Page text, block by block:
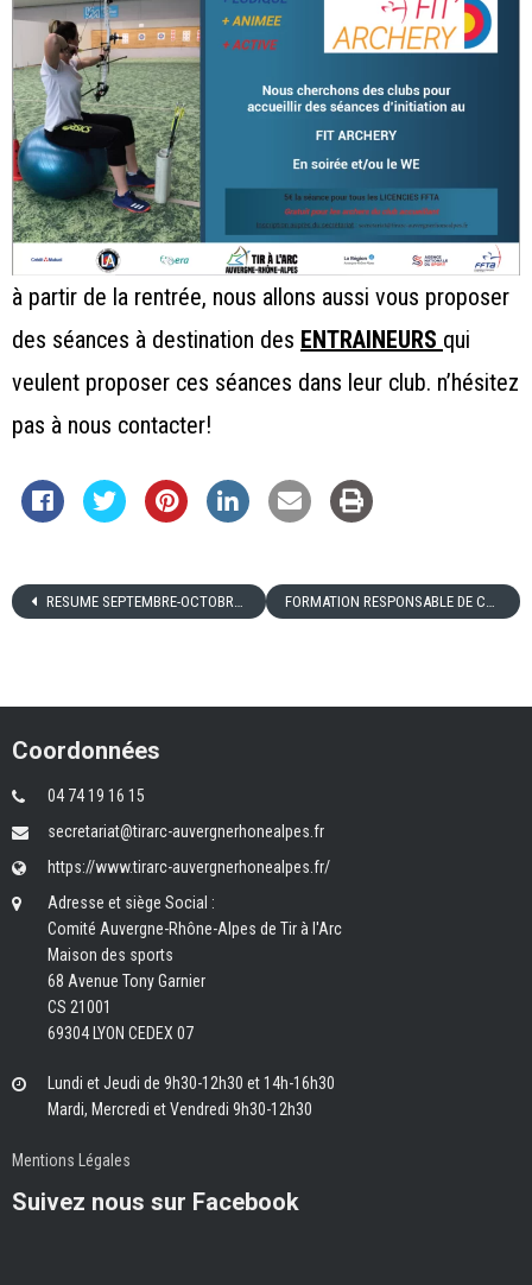
à partir de la rentrée, nous allons aussi vous proposer
des séances à destination des ENTRAINEURS qui
veulent proposer ces séances dans leur club. n’hésitez
pas à nous contacter!
RESUME SEPTEMBRE-OCTOBRE 2021 FORMATION RESPONSABLE DE CLUB
Coordonnées
04 74 19 16 15
secretariat@tirarc-auvergnerhonealpes.fr
https://www.tirarc-auvergnerhonealpes.fr/
Adresse et siège Social :
Comité Auvergne-Rhône-Alpes de Tir à l'Arc
Maison des sports
68 Avenue Tony Garnier
CS 21001
69304 LYON CEDEX 07
Lundi et Jeudi de 9h30-12h30 et 14h-16h30
Mardi, Mercredi et Vendredi 9h30-12h30
Mentions Légales
Suivez nous sur Facebook